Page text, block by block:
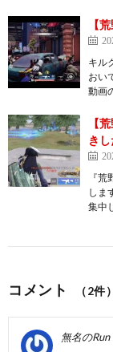
【
キル
おい
動画
【
き
『
しま
集中
コメント （2件）
無名のRun